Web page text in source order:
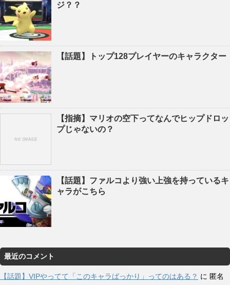
ジ？？
【話題】トップ128プレイヤーのキャラクター
【指摘】マリオの空下ってなんでヒップドロッ
プじゃないの？
【話題】ファルコより強い上強を持っているキ
ャラがこちら
最近のコメント
【話題】VIPやってて「このキャラばっかり」ってのはある？ に 匿名